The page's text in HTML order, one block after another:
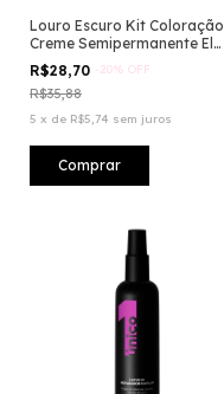
Louro Escuro Kit Coloração
Creme Semipermanente El
Hombre
R$28,70 -20% OFF
R$35,88
5 x de R$5,74 sem juros